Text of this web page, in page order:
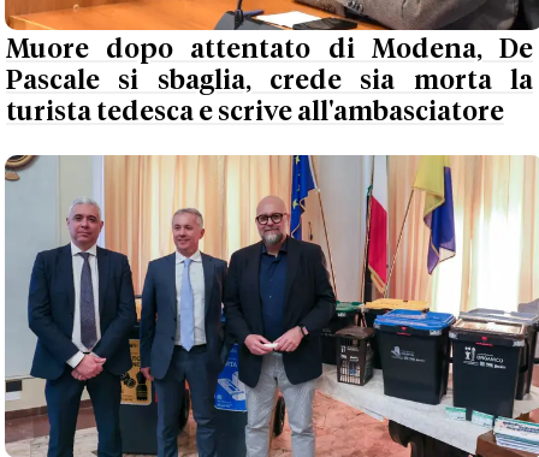
Muore dopo attentato di Modena, De
Pascale si sbaglia, crede sia morta la
turista tedesca e scrive all'ambasciatore